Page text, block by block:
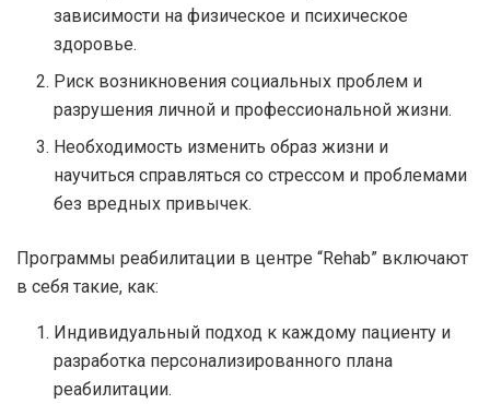
зависимости на физическое и психическое
здоровье.
Риск возникновения социальных проблем и
разрушения личной и профессиональной жизни.
Необходимость изменить образ жизни и
научиться справляться со стрессом и проблемами
без вредных привычек.
Программы реабилитации в центре “Rehab” включают
в себя такие, как:
Индивидуальный подход к каждому пациенту и
разработка персонализированного плана
реабилитации.